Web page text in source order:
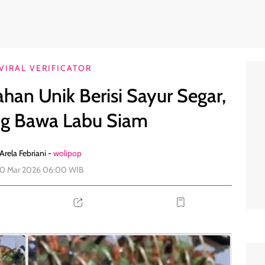
VERIFICATOR
Unik Berisi Sayur Segar,
Bawa Labu Siam
Febriani -wolipop
Mar 2026 06:00 WIB